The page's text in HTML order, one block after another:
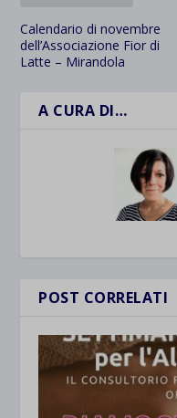
Calendario di novembre
dell’Associazione Fior di
Latte – Mirandola
A CURA DI…
POST CORRELATI